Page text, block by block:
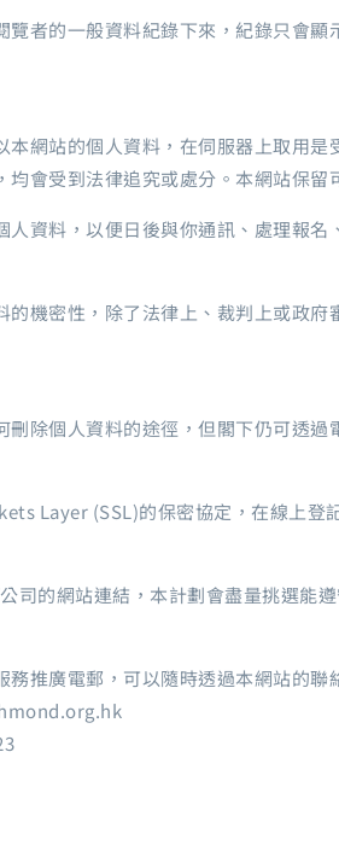
覽者的一般資料紀錄下來，紀錄只會
本網站的個人資料，在伺服器上取用
均會受到法律追究或處分。本網站保
人資料，以便日後與你通訊、處理報
的機密性，除了法律上、裁判上或政
刪除個人資料的途徑，但閣下仍可透過
Layer (SSL)的保密協定，在線上登
司的網站連結，本計劃會盡量挑選能
務推廣電郵，可以隨時透過本網站的聯